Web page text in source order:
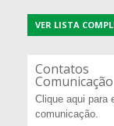
VER LISTA
Contatos
Comunicação
Clique aqui para
comunicação.